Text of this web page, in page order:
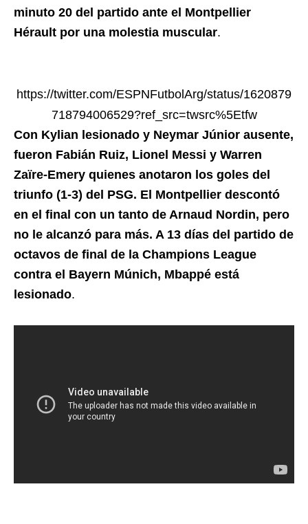
minuto 20 del partido ante el Montpellier
Hérault por una molestia muscular.
https://twitter.com/ESPNFutbolArg/status/1620879
718794006529?ref_src=twsrc%5Etfw
Con Kylian lesionado y Neymar Júnior ausente,
fueron Fabián Ruiz, Lionel Messi y Warren
Zaïre-Emery quienes anotaron los goles del
triunfo (1-3) del PSG. El Montpellier descontó
en el final con un tanto de Arnaud Nordin, pero
no le alcanzó para más. A 13 días del partido de
octavos de final de la Champions League
contra el Bayern Múnich, Mbappé está
lesionado.